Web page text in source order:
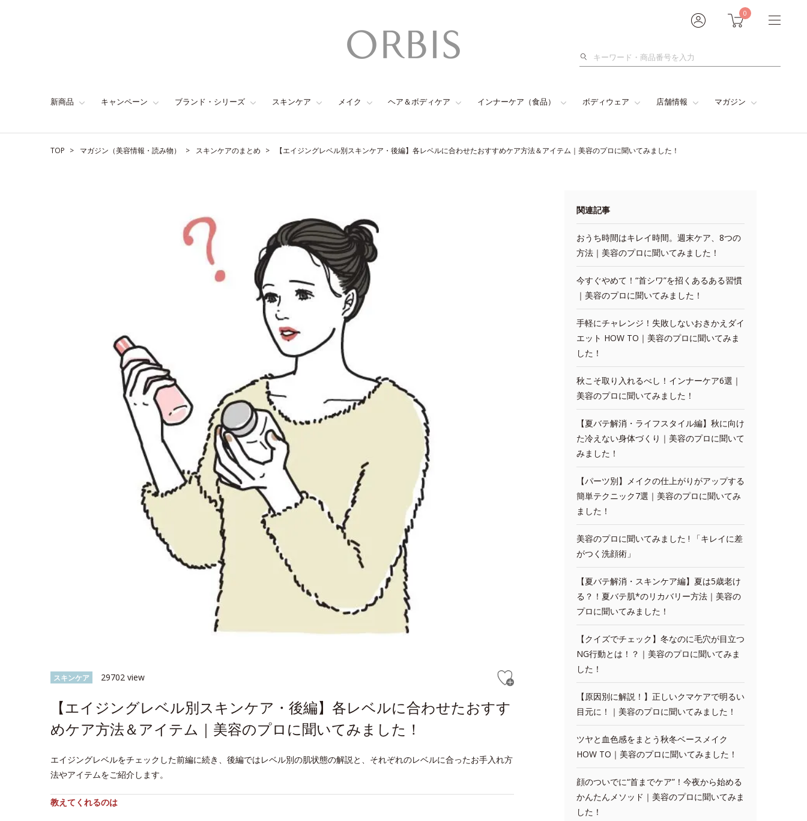
0
検
新商品 キャンペーン ブランド・シリーズ スキンケア メイク ヘア＆ボディケア インナーケア（食品） ボディウェア 店舗情報 マガジン
TOP マガジン（美容情報・読み物） スキンケアのまとめ 【エイジングレベル別スキンケア・後編】各レベルに合わせたおすすめケア方法＆アイテム｜美容のプロに聞いてみました！
スキンケア 29702 view
【エイジングレベル別スキンケア・後編】各レベルに合わせたおすす
めケア方法＆アイテム｜美容のプロに聞いてみました！
エイジングレベルをチェックした前編に続き、後編ではレベル別の肌状態の解説と、それぞれのレベルに合ったお手入れ方
法やアイテムをご紹介します。
教えてくれるのは
関連記事
おうち時間はキレイ時間。週末ケア、8つの
方法｜美容のプロに聞いてみました！
今すぐやめて！“首シワ”を招くあるある習慣
｜美容のプロに聞いてみました！
手軽にチャレンジ！失敗しないおきかえダイ
エット HOW TO｜美容のプロに聞いてみま
した！
秋こそ取り入れるべし！インナーケア6選｜
美容のプロに聞いてみました！
【夏バテ解消・ライフスタイル編】秋に向け
た冷えない身体づくり｜美容のプロに聞いて
みました！
【パーツ別】メイクの仕上がりがアップする
簡単テクニック7選｜美容のプロに聞いてみ
ました！
美容のプロに聞いてみました ! 「キレイに差
がつく洗顔術」
【夏バテ解消・スキンケア編】夏は5歳老け
る？！夏バテ肌*のリカバリー方法｜美容の
プロに聞いてみました！
【クイズでチェック】冬なのに毛穴が目立つ
NG行動とは！？｜美容のプロに聞いてみま
した！
【原因別に解説！】正しいクマケアで明るい
目元に！｜美容のプロに聞いてみました！
ツヤと血色感をまとう秋冬ベースメイク
HOW TO｜美容のプロに聞いてみました！
顔のついでに“首までケア”！今夜から始める
かんたんメソッド｜美容のプロに聞いてみま
した！